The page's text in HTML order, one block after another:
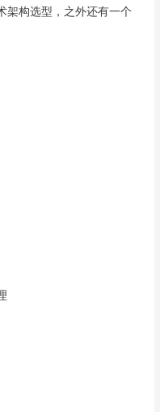
架构选型，之外还有一个